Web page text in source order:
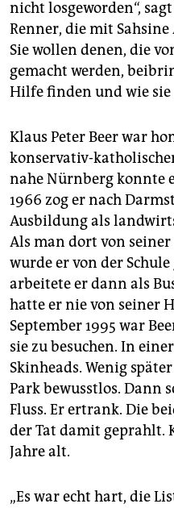
nicht losgeworden“,
Renner, die mit
Sie wollen denen, die
gemacht werden,
Hilfe finden und wie sie
Klaus Peter Beer war
konservativ-
nahe Nürnberg konnte
1966 zog er nach
Ausbildung als
Als man dort von
wurde er von der
arbeitete er dann als
hatte er nie von seiner
September 1995 war
sie zu besuchen. In
Skinheads. Wenig
Park bewusstlos. Dann
Fluss. Er ertrank. Die
der Tat damit geprahlt.
Jahre alt.
„Es war echt hart, die